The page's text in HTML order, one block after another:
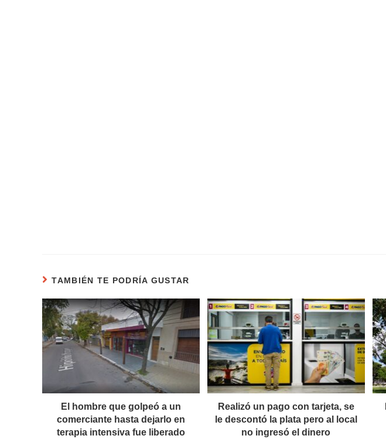
TAMBIÉN TE PODRÍA GUSTAR
El hombre que golpeó a un
comerciante hasta dejarlo en
terapia intensiva fue liberado
Realizó un pago con tarjeta, se
le descontó la plata pero al local
no ingresó el dinero